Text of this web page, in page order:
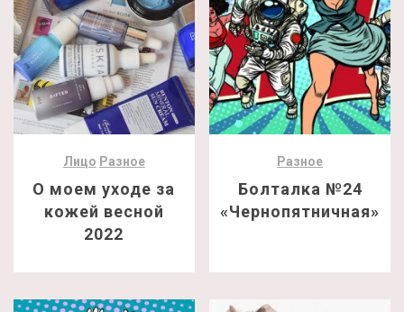
Лицо Разное
О моем уходе за
кожей весной
2022
Разное
Болталка №24
«Чернопятничная»